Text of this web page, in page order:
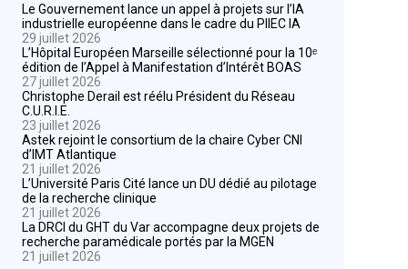
Le Gouvernement lance un appel à projets sur l’IA
industrielle européenne dans le cadre du PIIEC IA
29 juillet 2026
L’Hôpital Européen Marseille sélectionné pour la 10ᵉ
édition de l’Appel à Manifestation d’Intérêt BOAS
27 juillet 2026
Christophe Derail est réélu Président du Réseau
C.U.R.I.E.
23 juillet 2026
Astek rejoint le consortium de la chaire Cyber CNI
d’IMT Atlantique
21 juillet 2026
L’Université Paris Cité lance un DU dédié au pilotage
de la recherche clinique
21 juillet 2026
La DRCI du GHT du Var accompagne deux projets de
recherche paramédicale portés par la MGEN
21 juillet 2026